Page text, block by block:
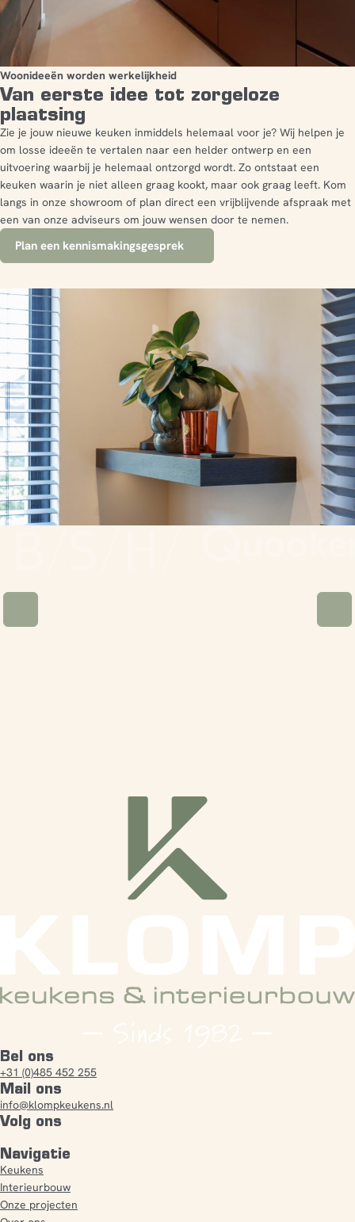
Woonideeën worden werkelijkheid
Van eerste idee tot zorgeloze
plaatsing
Zie je jouw nieuwe keuken inmiddels helemaal voor je? Wij helpen je
om losse ideeën te vertalen naar een helder ontwerp en een
uitvoering waarbij je helemaal ontzorgd wordt. Zo ontstaat een
keuken waarin je niet alleen graag kookt, maar ook graag leeft. Kom
langs in onze showroom of plan direct een vrijblijvende afspraak met
een van onze adviseurs om jouw wensen door te nemen.
Plan een kennismakingsgesprek
Bel ons
+31 (0)485 452 255
Mail ons
info@klompkeukens.nl
Volg ons
Navigatie
Keukens
Interieurbouw
Onze projecten